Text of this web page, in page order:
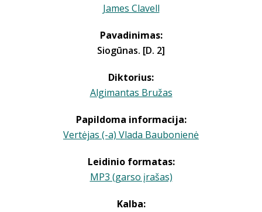
James Clavell
Pavadinimas:
Siogūnas. [D. 2]
Diktorius:
Algimantas Bružas
Papildoma informacija:
Vertėjas (-a) Vlada Baubonienė
Leidinio formatas:
MP3 (garso įrašas)
Kalba: